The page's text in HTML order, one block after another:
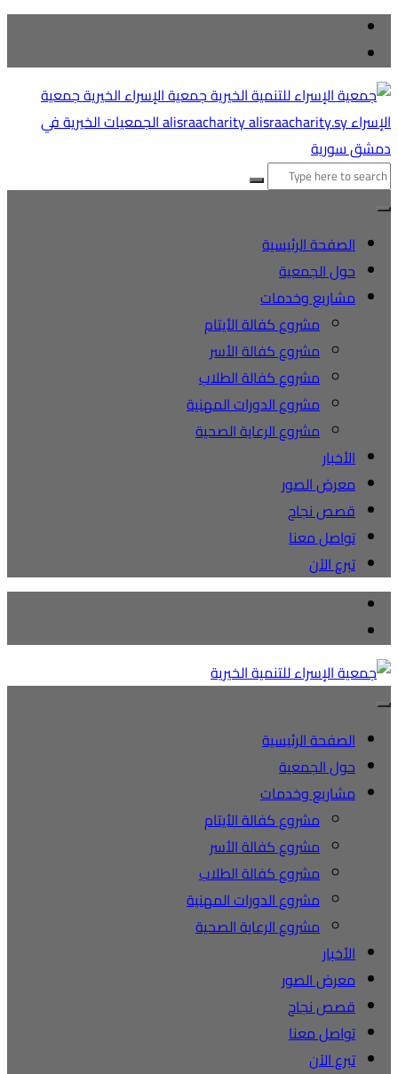
التجاوز
المحتوى
البحث
عن:
الصفحة الرئيسية
حول الجمعية
مشاريع وخدمات
مشروع كفالة الأيتام
مشروع كفالة الأسر
مشروع كفالة الطلاب
مشروع الدورات المهنية
مشروع الرعاية الصحية
الأخبار
معرض الصور
قصص نجاح
تواصل معنا
تبرع الآن
الصفحة الرئيسية
حول الجمعية
مشاريع وخدمات
مشروع كفالة الأيتام
مشروع كفالة الأسر
مشروع كفالة الطلاب
مشروع الدورات المهنية
مشروع الرعاية الصحية
الأخبار
معرض الصور
قصص نجاح
تواصل معنا
تبرع الآن